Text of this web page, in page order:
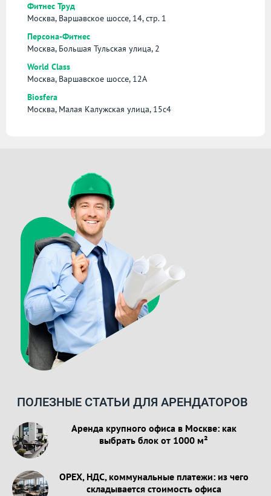
Фитнес Труд
Москва, Варшавское шоссе, 14, стр. 1
Персона-Фитнес
Москва, Большая Тульская улица, 2
World Class
Москва, Варшавское шоссе, 12А
Biosfera
Москва, Малая Калужская улица, 15с4
ПОЛЕЗНЫЕ СТАТЬИ ДЛЯ АРЕНДАТОРОВ
Аренда крупного офиса в Москве: как
выбрать блок от 1000 м²
OPEX, НДС, коммунальные платежи: из чего
складывается стоимость офиса